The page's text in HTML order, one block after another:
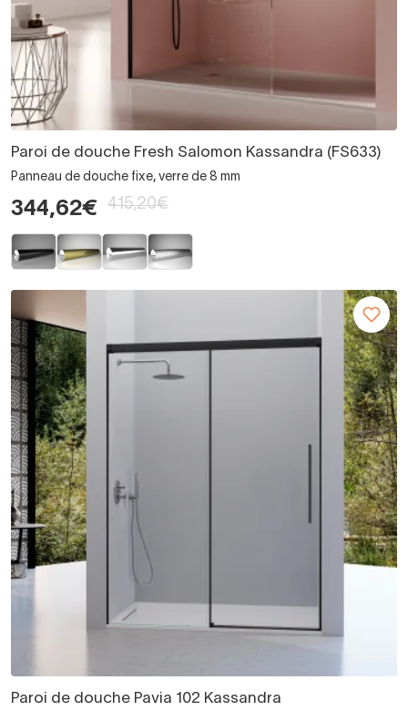
Paroi de douche Fresh Salomon Kassandra (FS633)
Panneau de douche fixe, verre de 8 mm
344,62€ 415,20€
Paroi de douche Pavia 102 Kassandra